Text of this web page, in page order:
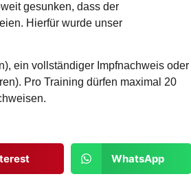
gesunken, dass der
Hierfür wurde unser
ein vollständiger Impfnachweis oder
Pro Training dürfen maximal 20
WhatsApp